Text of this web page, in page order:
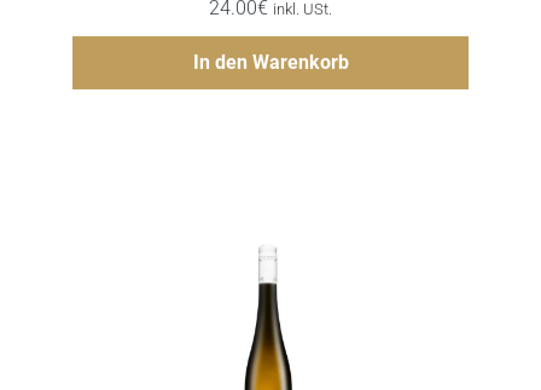
24.00€ inkl. USt.
In den Warenkorb
Hinzufügen